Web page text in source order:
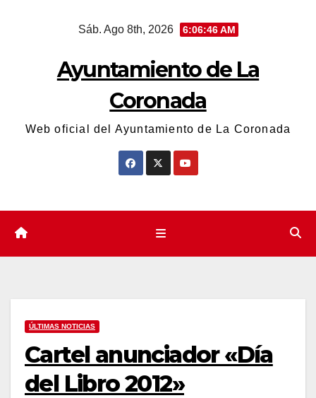
Sáb. Ago 8th, 2026 6:06:46 AM
Ayuntamiento de La
Coronada
Web oficial del Ayuntamiento de La Coronada
ÚLTIMAS NOTICIAS
Cartel anunciador «Día
del Libro 2012»